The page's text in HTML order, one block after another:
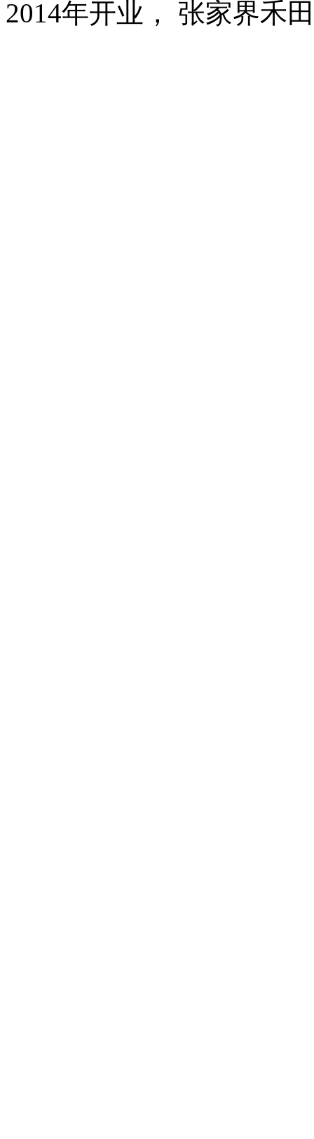
2014年开业， 张家界